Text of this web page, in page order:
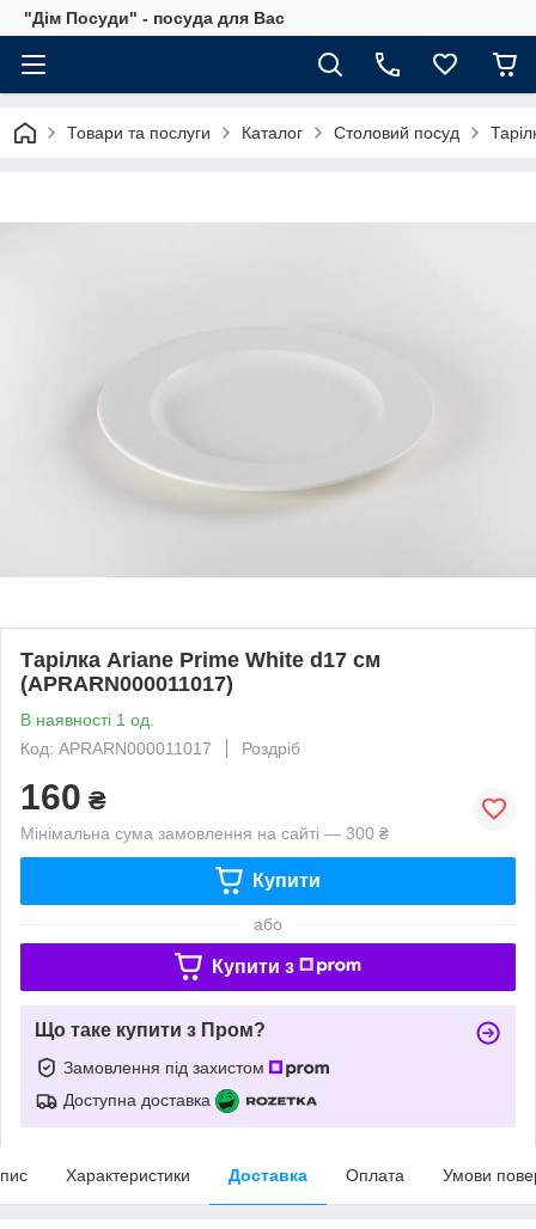
"Дім Посуди" - посуда для Вас
Товари та послуги Каталог Столовий посуд
Тарілка Ariane Prime White d17 см
(APRARN000011017)
В наявності 1 од.
Код: APRARN000011017
Роздріб
160 ₴
Мінімальна сума замовлення на сайті — 300 ₴
Купити
або
Купити з
Що таке купити з Пром?
Замовлення під захистом
Доступна доставка
Характеристики Доставка Оплата Умови